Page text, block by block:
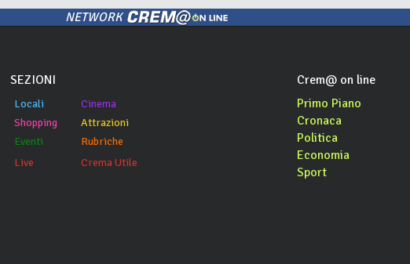
NETWORK
SEZIONI
Locali
Shopping
Eventi
Live
Cinema
Attrazioni
Rubriche
Crema Utile
Crem@ on line
Primo Piano
Cronaca
Politica
Economia
Sport